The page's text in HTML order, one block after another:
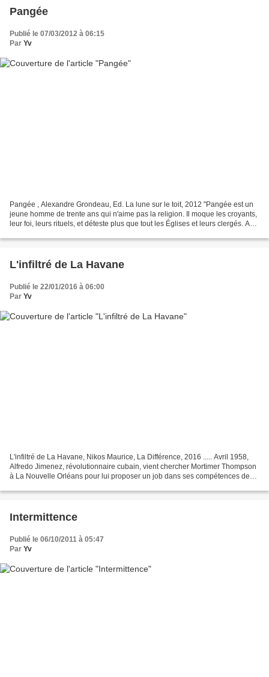
Pangée
Publié le 07/03/2012 à 06:15
Par Yv
Pangée , Alexandre Grondeau, Ed. La lune sur le toit, 2012 "Pangée est un
jeune homme de trente ans qui n'aime pas la religion. Il moque les croyants,
leur foi, leurs rituels, et déteste plus que tout les Églises et leurs clergés. Au
L'infiltré de La Havane
Publié le 22/01/2016 à 06:00
Par Yv
L'infiltré de La Havane, Nikos Maurice, La Différence, 2016 ..... Avril 1958,
Alfredo Jimenez, révolutionnaire cubain, vient chercher Mortimer Thompson
à La Nouvelle Orléans pour lui proposer un job dans ses compétences de
Intermittence
Publié le 06/10/2011 à 05:47
Par Yv